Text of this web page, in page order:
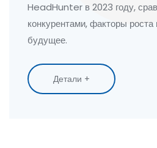
HeadHunter в 2023 году,
конкурентами, факторы роста
будущее.
Детали +